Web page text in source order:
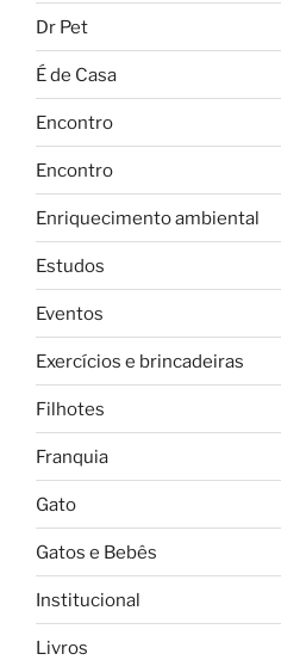
Dr Pet
É de Casa
Encontro
Encontro
Enriquecimento ambiental
Estudos
Eventos
Exercícios e brincadeiras
Filhotes
Franquia
Gato
Gatos e Bebês
Institucional
Livros